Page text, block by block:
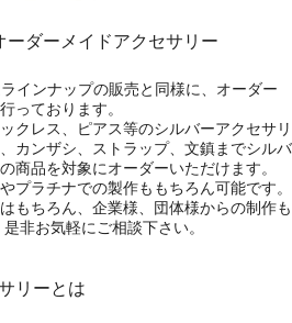
ーダーメイドアクセサリー
インナップの販売と同様に、オーダー
っております。
クレス、ピアス等のシルバーアクセサリ
カンザシ、ストラップ、文鎮までシルバ
商品を対象にオーダーいただけます。
プラチナでの製作ももちろん可能です。
もちろん、企業様、団体様からの制作も
非お気軽にご相談下さい。
リーとは